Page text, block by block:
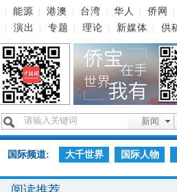
能源 港澳 台湾 华人 侨网
演出 专题 理论 新媒体 供
新闻
国际频道: 大千世界 国际人物